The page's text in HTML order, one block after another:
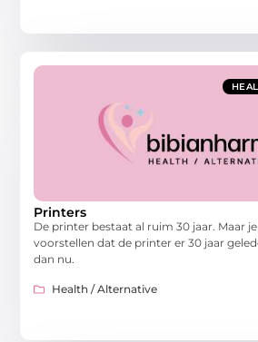
Printers
De printer bestaat al ruim 30 jaar. Maar
voorstellen dat de printer er 30 jaar
dan nu.
Health / Alternative